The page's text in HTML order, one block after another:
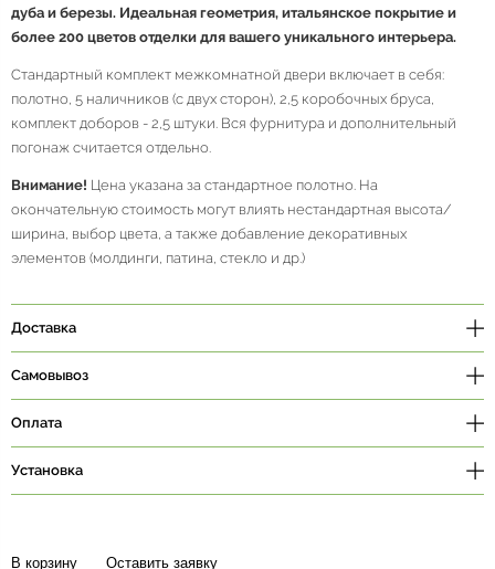
дуба и березы. Идеальная геометрия, итальянское покрытие и
более 200 цветов отделки для вашего уникального интерьера.
Стандартный комплект межкомнатной двери включает в себя:
полотно, 5 наличников (с двух сторон), 2,5 коробочных бруса,
комплект доборов - 2,5 штуки. Вся фурнитура и дополнительный
погонаж считается отдельно.
Внимание! Цена указана за стандартное полотно. На
окончательную стоимость могут влиять нестандартная высота/
ширина, выбор цвета, а также добавление декоративных
элементов (молдинги, патина, стекло и др.)
Доставка
Самовывоз
Оплата
Установка
В корзину Оставить заявку